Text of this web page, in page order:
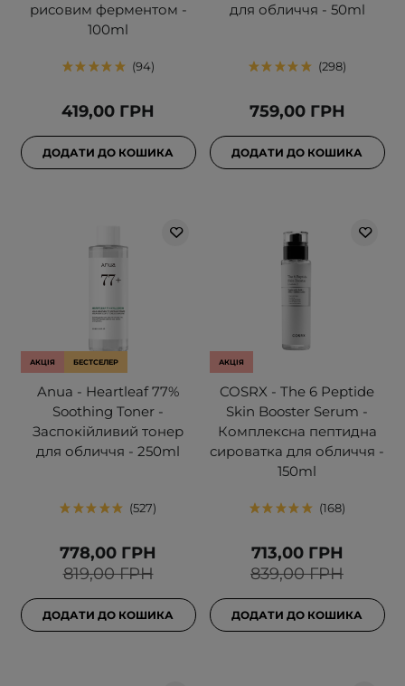
рисовим ферментом -
100ml
94
419,00 ГРН
ДОДАТИ ДО КОШИКА
для обличчя - 50ml
298
759,00 ГРН
ДОДАТИ ДО КОШИКА
АКЦІЯ БЕСТСЕЛЕР
Anua - Heartleaf 77%
Soothing Toner -
Заспокійливий тонер
для обличчя - 250ml
527
819,00 ГРН
778,00 ГРН
ДОДАТИ ДО КОШИКА
АКЦІЯ
COSRX - The 6 Peptide
Skin Booster Serum -
Комплексна пептидна
сироватка для обличчя -
150ml
168
839,00 ГРН
713,00 ГРН
ДОДАТИ ДО КОШИКА